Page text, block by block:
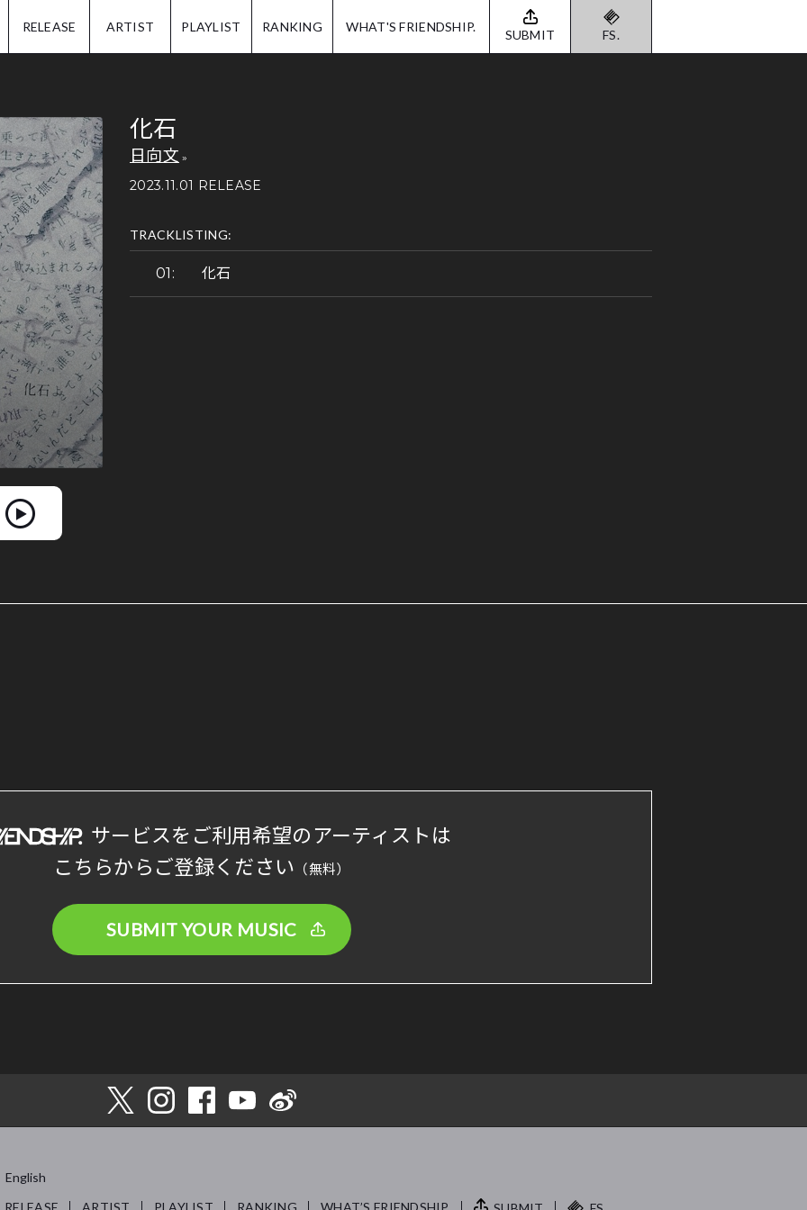
RELEASE ARTIST PLAYLIST RANKING WHAT'S FRIENDSHIP. SUBMIT FS.
化石
日向文
2023.11.01 RELEASE
TRACKLISTING:
化石
サービスをご利用希望のアーティストは
こちらからご登録ください （無料）
SUBMIT YOUR MUSIC
English
RELEASE ARTIST PLAYLIST RANKING WHAT’S FRIENDSHIP.